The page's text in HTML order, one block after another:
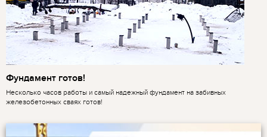
Фундамент готов!
Несколько часов работы и самый надежный фундамент на забивных
железобетонных сваях готов!